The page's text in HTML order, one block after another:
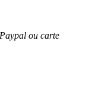
ou carte